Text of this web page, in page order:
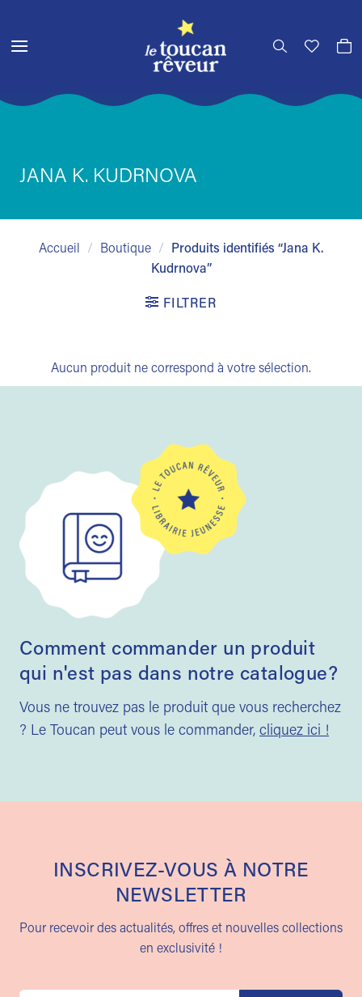
contenu
JANA K. KUDRNOVA
Accueil / Boutique /
Produits identifiés “Jana K.
Kudrnova”
FILTRER
Aucun produit ne correspond à votre sélection.
Comment commander un produit
qui n'est pas dans notre catalogue?
Vous ne trouvez pas le produit que vous recherchez
? Le Toucan peut vous le commander, cliquez ici !
INSCRIVEZ-VOUS À NOTRE
NEWSLETTER
Pour recevoir des actualités, offres et nouvelles collections
en exclusivité !